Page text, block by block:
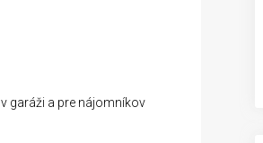
garáži a pre nájomníkov